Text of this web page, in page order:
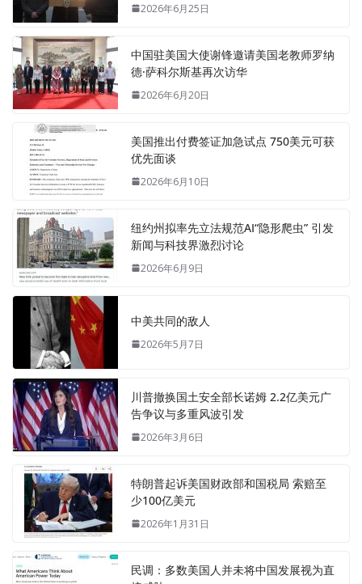
2026年6月25日
中国驻美国大使谢锋邀请美国老教师罗纳
德·萨科尔斯基再次访华
2026年6月20日
美国推出付费签证加急试点 750美元可获
优先面谈
2026年6月10日
纽约州拟率先立法规范AI“隐形爬虫” 引发
新闻与科技界激烈讨论
2026年6月9日
中美共同的敌人
2026年5月7日
川普撤换国土安全部长诺姆 2.2亿美元广
告争议与多重风波引发
2026年3月6日
特朗普起诉美国财政部和国税局 索赔至
少100亿美元
2026年1月31日
民调：多数美国人并未将中国发展视为直